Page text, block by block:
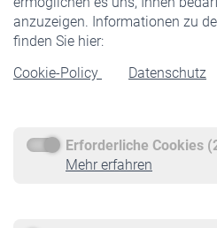
anzuzeigen. Informationen zu
finden Sie hier:
Cookie-Policy
Datenschutz
Erforderliche Cookies
Mehr erfahren
Rentner
Rentenbeginn
Rente beantragen
Service
Informationen